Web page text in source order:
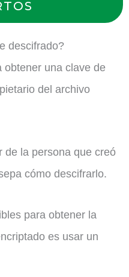
descifrado?
obtener una clave de
del archivo
de la persona que creó
cómo descifrarlo.
para obtener la
es usar un